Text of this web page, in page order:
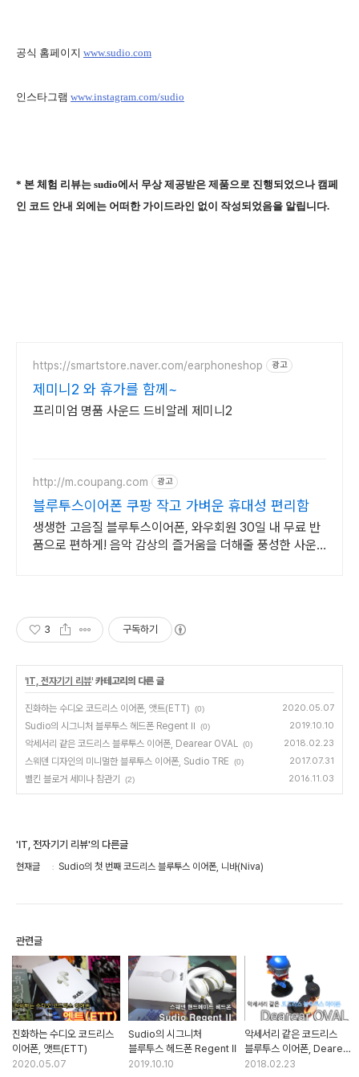
공식 홈페이지 www.sudio.com
인스타그램 www.instagram.com/sudio
* 본 체험 리뷰는 sudio에서 무상 제공받은 제품으로 진행되었으나 캠페
인 코드 안내 외에는 어떠한 가이드라인 없이 작성되었음을 알립니다.
https://smartstore.naver.com/earphoneshop 광고
제미니2 와 휴가를 함께~
프리미엄 명품 사운드 드비알레 제미니2
http://m.coupang.com 광고
블루투스이어폰 쿠팡 작고 가벼운 휴대성 편리함
생생한 고음질 블루투스이어폰, 와우회원 30일 내 무료 반
품으로 편하게! 음악 감상의 즐거움을 더해줄 풍성한 사운
3 구독하기
'IT, 전자기기 리뷰' 카테고리의 다른 글
진화하는 수디오 코드리스 이어폰, 앳트(ETT) (0) 2020.05.07
Sudio의 시그니처 블루투스 헤드폰 Regent II (0) 2019.10.10
악세서리 같은 코드리스 블루투스 이어폰, Dearear OVAL (0) 2018.02.23
스웨덴 디자인의 미니멀한 블루투스 이어폰, Sudio TRE (0) 2017.07.31
벨킨 블로거 세미나 참관기 (2) 2016.11.03
'IT, 전자기기 리뷰'의 다른글
현재글 Sudio의 첫 번째 코드리스 블루투스 이어폰, 니바(Niva)
관련글
진화하는 수디오 코드리스
이어폰, 앳트(ETT)
2020.05.07
Sudio의 시그니처
블루투스 헤드폰 Regent II
2019.10.10
악세서리 같은 코드리스
블루투스 이어폰, Dearear
OVAL
2018.02.23